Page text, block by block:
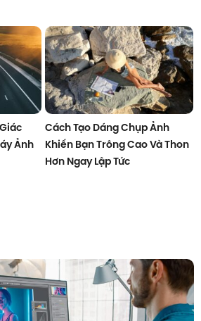
Ảnh
Cách Tạo Dáng Chụp Ảnh
Khiến Bạn Trông Cao Và Thon
Hơn Ngay Lập Tức